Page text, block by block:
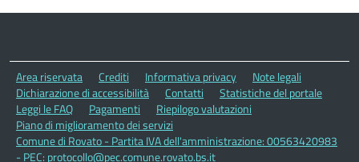
Area riservata Crediti Informativa privacy
Note legali
Dichiarazione di accessibilità
Contatti
Statistiche del portale
Leggi le FAQ
Pagamenti
Riepilogo valutazioni
Piano di miglioramento dei servizi
Comune di Rovato - Partita IVA dell'amministrazione: 00563420983
- PEC: protocollo@pec.comune.rovato.bs.it